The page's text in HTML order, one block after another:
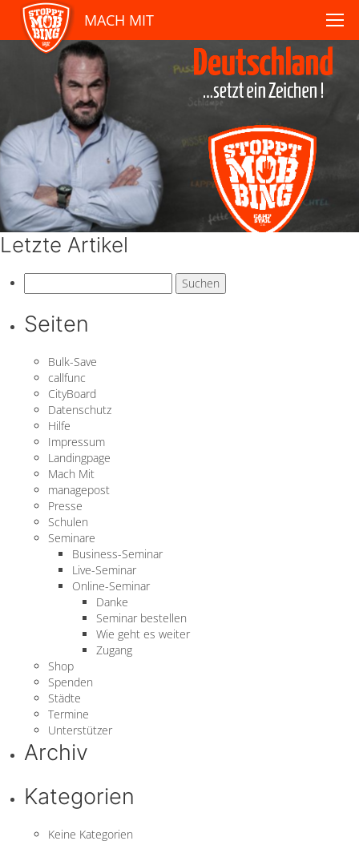
MACH MIT
Letzte Artikel
nach:
Seiten
Bulk-Save
callfunc
CityBoard
Datenschutz
Hilfe
Impressum
Landingpage
Mach Mit
managepost
Presse
Schulen
Seminare
Business-Seminar
Live-Seminar
Online-Seminar
Danke
Seminar bestellen
Wie geht es weiter
Zugang
Shop
Spenden
Städte
Termine
Unterstützer
Archiv
Kategorien
Keine Kategorien